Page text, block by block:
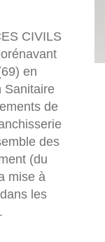
CIVILS
en
Sanitaire
de
des
(du
mise à
les